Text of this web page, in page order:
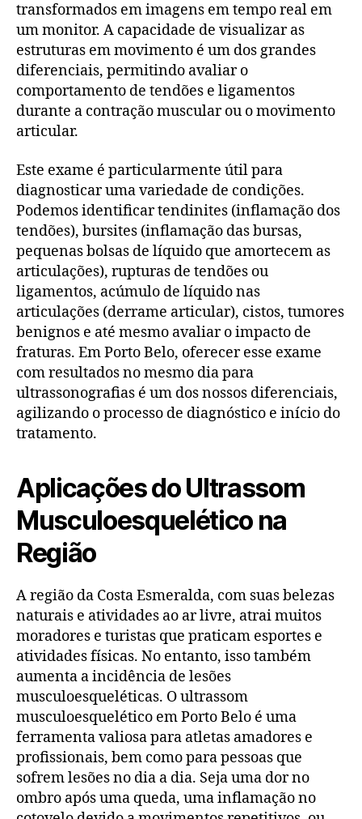
transformados em imagens em tempo real em
um monitor. A capacidade de visualizar as
estruturas em movimento é um dos grandes
diferenciais, permitindo avaliar o
comportamento de tendões e ligamentos
durante a contração muscular ou o movimento
articular.
Este exame é particularmente útil para
diagnosticar uma variedade de condições.
Podemos identificar tendinites (inflamação dos
tendões), bursites (inflamação das bursas,
pequenas bolsas de líquido que amortecem as
articulações), rupturas de tendões ou
ligamentos, acúmulo de líquido nas
articulações (derrame articular), cistos, tumores
benignos e até mesmo avaliar o impacto de
fraturas. Em Porto Belo, oferecer esse exame
com resultados no mesmo dia para
ultrassonografias é um dos nossos diferenciais,
agilizando o processo de diagnóstico e início do
tratamento.
Aplicações do Ultrassom
Musculoesquelético na
Região
A região da Costa Esmeralda, com suas belezas
naturais e atividades ao ar livre, atrai muitos
moradores e turistas que praticam esportes e
atividades físicas. No entanto, isso também
aumenta a incidência de lesões
musculoesqueléticas. O ultrassom
musculoesquelético em Porto Belo é uma
ferramenta valiosa para atletas amadores e
profissionais, bem como para pessoas que
sofrem lesões no dia a dia. Seja uma dor no
ombro após uma queda, uma inflamação no